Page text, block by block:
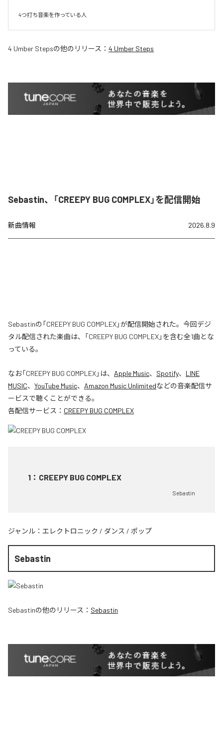
4つ打ち音楽を作っている人
4 Umber Stepsの他のリリース： 4 Umber Steps
Sebastin、「CREEPY BUG COMPLEX」を配信開始
新曲情報 2026.8.9
Sebastinの「CREEPY BUG COMPLEX」が配信開始された。今回デジ
タル配信された楽曲は、「CREEPY BUG COMPLEX」を含む全1曲とな
っている。
なお「CREEPY BUG COMPLEX」は、 Apple Music、 Spotify、 LINE
MUSIC、 YouTube Music、 Amazon Music Unlimitedなどの音楽配信サ
ービスで聴くことができる。
各配信サービス： CREEPY BUG COMPLEX
1 ： CREEPY BUG COMPLEX
Sebastin
ジャンル： エレクトロニック / ダンス / ポップ
Sebastin
Sebastinの他のリリース： Sebastin